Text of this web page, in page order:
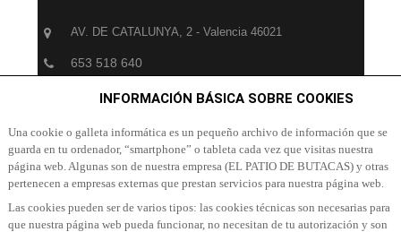
AV. DE CATALUNYA, 2 - Valencia 46021
653 518 640
info@patiodebutacas.com
SUSCRÍBETE A NUESTRA NEWSLETTER
Suscribete a nuestra Newsletter para recibir las últimas
noticias y ofertas
INFORMACIÓN BÁSICA SOBRE COOKIES
Una cookie o galleta informática es un pequeño archivo de información que se
guarda en tu ordenador, “smartphone” o tableta cada vez que visitas nuestra
página web. Algunas son de nuestra empresa (EL PATIO DE BUTACAS) y otras
pertenecen a empresas externas que prestan servicios para nuestra página web.
Las cookies pueden ser de varios tipos: las cookies técnicas son necesarias para
que nuestra página web pueda funcionar, no necesitan de tu autorización y son